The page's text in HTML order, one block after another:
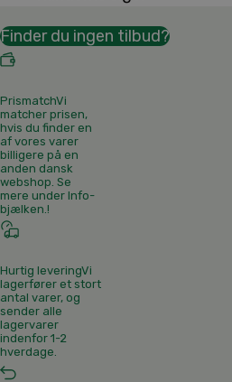
Finder du ingen tilbud?
PrismatchVi
matcher prisen,
hvis du finder en
af vores varer
billigere på en
anden dansk
webshop. Se
mere under Info-
bjælken.!
Hurtig leveringVi
lagerfører et stort
antal varer, og
sender alle
lagervarer
indenfor 1-2
hverdage.